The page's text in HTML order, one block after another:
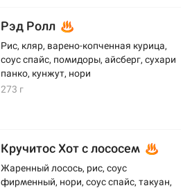
Рэд Ролл
Рис, кляр, варено-копченная курица,
соус спайс, помидоры, айсберг, сухари
панко, кунжут, нори
273 г
Кручитос Хот с лососем
Жаренный лосось, рис, соус
фирменный, нори, соус спайс, такуан,